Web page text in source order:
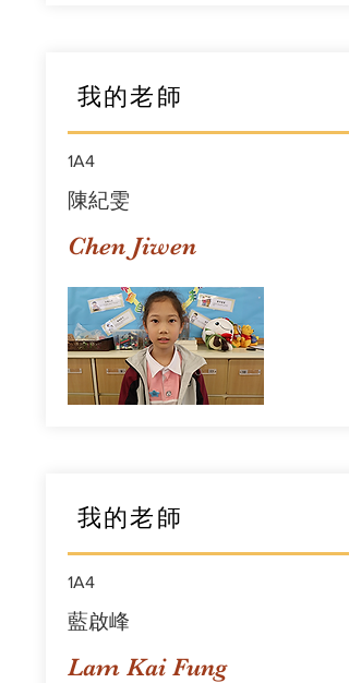
我的老師
1A4
陳紀雯
Chen Jiwen
我的老師
1A4
藍啟峰
Lam Kai Fung